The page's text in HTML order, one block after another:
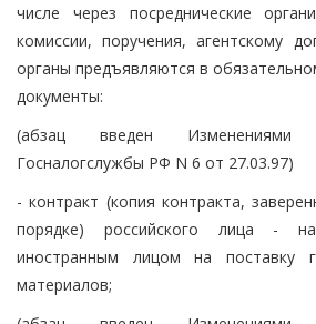
числе через посреднические
комиссии, поручения, агентскому
органы предъявляются в
документы:
(абзац введен Изменениями
Госналогслужбы РФ N 6 от 27.03.97)
- контракт (копия контракта,
порядке) российского лица -
иностранным лицом на поставку
материалов;